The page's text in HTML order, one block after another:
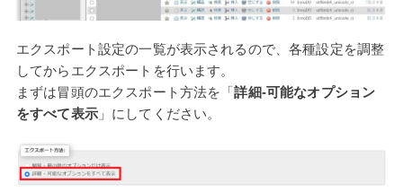
エクスポート設定の一覧が表示されるので、各種設定を調整
してからエクスポートを行います。
まずは冒頭のエクスポート方法を「詳細-可能なオプション
をすべて表示」にしてください。